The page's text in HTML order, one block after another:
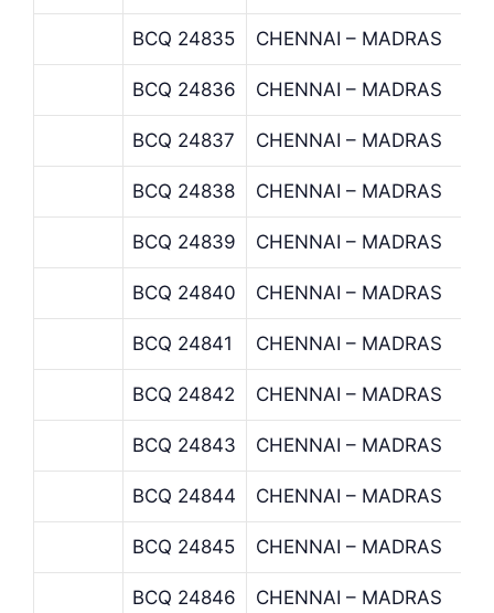
BCQ 24835 CHENNAI – MADRAS
BCQ 24836 CHENNAI – MADRAS
BCQ 24837 CHENNAI – MADRAS
BCQ 24838 CHENNAI – MADRAS
BCQ 24839 CHENNAI – MADRAS
BCQ 24840 CHENNAI – MADRAS
BCQ 24841 CHENNAI – MADRAS
BCQ 24842 CHENNAI – MADRAS
BCQ 24843 CHENNAI – MADRAS
BCQ 24844 CHENNAI – MADRAS
BCQ 24845 CHENNAI – MADRAS
BCQ 24846 CHENNAI – MADRAS